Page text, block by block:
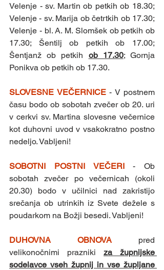
Velenje - sv. Martin ob petkih ob 18.30;
Velenje - sv. Marija ob četrtkih ob 17.30;
Velenje - bl. A. M. Slomšek ob petkih ob
17.30; Šentilj ob petkih ob 17.00;
Šentjanž ob petkih ob 17.30; Gornja
Ponikva ob petkih ob 17.30.
SLOVESNE VEČERNICE - V postnem
času bodo ob sobotah zvečer ob 20. uri
v cerkvi sv. Martina slovesne večernice
kot duhovni uvod v vsakokratno postno
nedeljo. Vabljeni!
SOBOTNI POSTNI VEČERI - Ob
sobotah zvečer po večernicah (okoli
20.30) bodo v učilnici nad zakristijo
srečanja ob utrinkih iz Svete dežele s
poudarkom na Božji besedi. Vabljeni!
DUHOVNA OBNOVA pred
velikonočnimi prazniki za župnijske
sodelavce vseh župnij in vse župljane